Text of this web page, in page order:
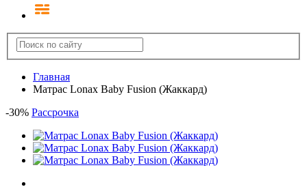
Главная
Матрас Lonax Baby Fusion (Жаккард)
-30% Рассрочка